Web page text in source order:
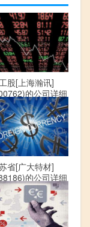
股[上海瀚讯]
的公司详细
省[广大特材]
的公司详细